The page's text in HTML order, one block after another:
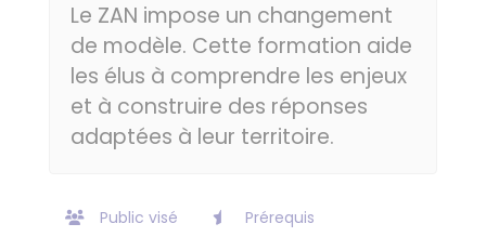
Le ZAN impose un changement
de modèle. Cette formation aide
les élus à comprendre les enjeux
et à construire des réponses
adaptées à leur territoire.
Public visé Prérequis